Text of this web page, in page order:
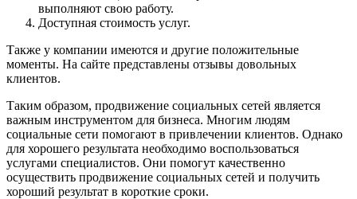
выполняют свою работу.
Доступная стоимость услуг.
Также у компании имеются и другие положительные
моменты. На сайте представлены отзывы довольных
клиентов.
Таким образом, продвижение социальных сетей является
важным инструментом для бизнеса. Многим людям
социальные сети помогают в привлечении клиентов. Однако
для хорошего результата необходимо воспользоваться
услугами специалистов. Они помогут качественно
осуществить продвижение социальных сетей и получить
хороший результат в короткие сроки.